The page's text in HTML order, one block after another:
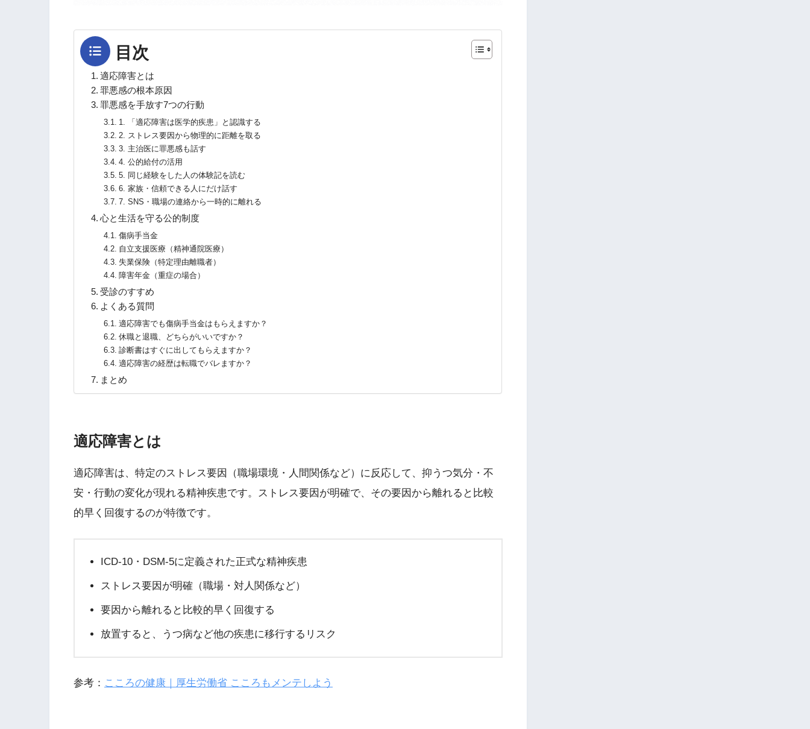
目次
適応障害とは
罪悪感の根本原因
罪悪感を手放す7つの行動
1. 「適応障害は医学的疾患」と認識する
2. ストレス要因から物理的に距離を取る
3. 主治医に罪悪感も話す
4. 公的給付の活用
5. 同じ経験をした人の体験記を読む
6. 家族・信頼できる人にだけ話す
7. SNS・職場の連絡から一時的に離れる
心と生活を守る公的制度
傷病手当金
自立支援医療（精神通院医療）
失業保険（特定理由離職者）
障害年金（重症の場合）
受診のすすめ
よくある質問
適応障害でも傷病手当金はもらえますか？
休職と退職、どちらがいいですか？
診断書はすぐに出してもらえますか？
適応障害の経歴は転職でバレますか？
まとめ
適応障害とは
適応障害は、特定のストレス要因（職場環境・人間関係など）に反応して、抑うつ気分・不
安・行動の変化が現れる精神疾患です。ストレス要因が明確で、その要因から離れると比較
的早く回復するのが特徴です。
ICD-10・DSM-5に定義された正式な精神疾患
ストレス要因が明確（職場・対人関係など）
要因から離れると比較的早く回復する
放置すると、うつ病など他の疾患に移行するリスク
参考： こころの健康｜厚生労働省 こころもメンテしよう